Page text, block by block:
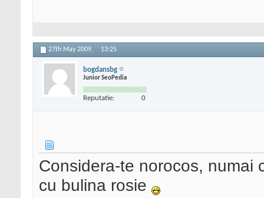
27th May 2009, 13:25
bogdansbg
Junior SeoPedia
Reputatie: 0
Considera-te norocos, numai
cu bulina rosie